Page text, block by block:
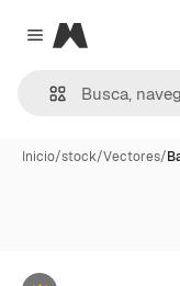
Close menu
Magnific
Inicio/stock/Vectores/